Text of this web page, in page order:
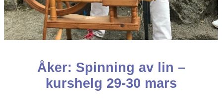
Åker: Spinning av lin –
kurshelg 29-30 mars